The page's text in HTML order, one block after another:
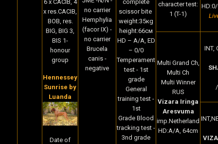
6 x CACIB, 4
x res.CACIB,
BOB, res.
BIG, BIG 3,
BIS 1-
honour
group
Hennessey
Sunrise by
Luanda
Date of
no carrier
Hemphylia
(facor IX) -
no carrier
Brucela
canis -
negative
complete
scissor bite
weight:35кg
height:66cм
HD – A/A, ED
– 0/0
Temperament
test - 1st
grade
General
training test -
1st
Grade Blood
tracking test -
3nd grade
character test:
1 (T-1)
Multi Grand Ch,
Multi Ch
Multi Winner
RUS
Vizara Iringa
Aresvuma
imp.Netherland
HD:A/A, 64cm
INT,